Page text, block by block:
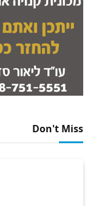
Don't Miss